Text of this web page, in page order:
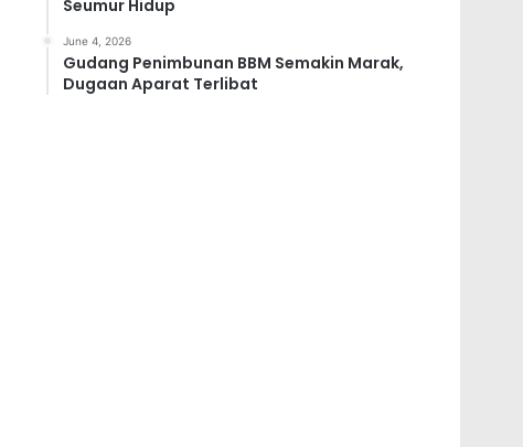
Seumur Hidup
June 4, 2026
Gudang Penimbunan BBM Semakin Marak,
Dugaan Aparat Terlibat